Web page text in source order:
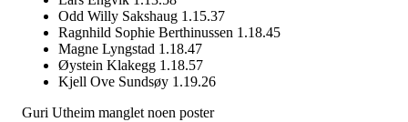
Odd Willy Sakshaug 1.15.37
Ragnhild Sophie Berthinussen 1.18.45
Magne Lyngstad 1.18.47
Øystein Klakegg 1.18.57
Kjell Ove Sundsøy 1.19.26
Guri Utheim manglet noen poster